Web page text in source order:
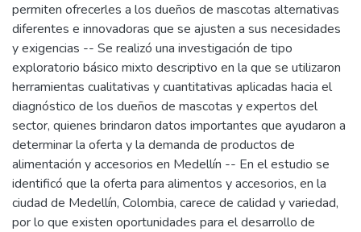
permiten ofrecerles a los dueños de mascotas alternativas
diferentes e innovadoras que se ajusten a sus necesidades
y exigencias -- Se realizó una investigación de tipo
exploratorio básico mixto descriptivo en la que se utilizaron
herramientas cualitativas y cuantitativas aplicadas hacia el
diagnóstico de los dueños de mascotas y expertos del
sector, quienes brindaron datos importantes que ayudaron a
determinar la oferta y la demanda de productos de
alimentación y accesorios en Medellín -- En el estudio se
identificó que la oferta para alimentos y accesorios, en la
ciudad de Medellín, Colombia, carece de calidad y variedad,
por lo que existen oportunidades para el desarrollo de